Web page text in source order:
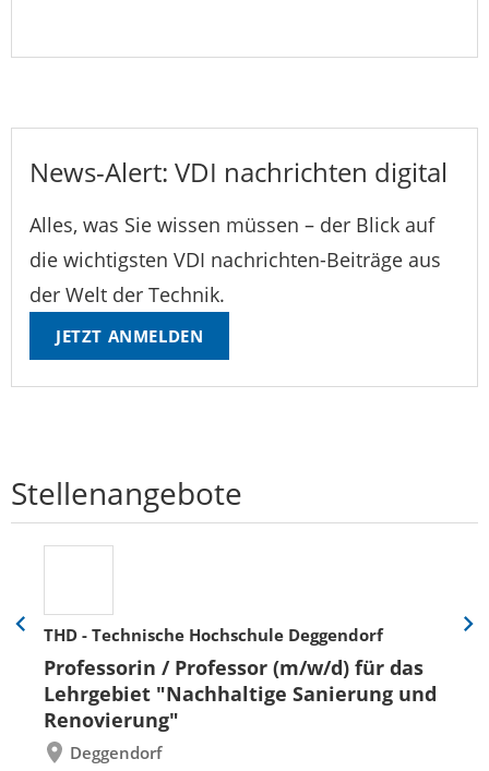
News-Alert: VDI nachrichten digital
Alles, was Sie wissen müssen – der Blick auf
die wichtigsten VDI nachrichten-Beiträge aus
der Welt der Technik.
JETZT ANMELDEN
Stellenangebote
THD - Technische Hochschule Deggendorf
Professorin / Professor (m/w/d) für das
Lehrgebiet "Nachhaltige Sanierung und
Renovierung"
Deggendorf
Eine
zurück
Eine